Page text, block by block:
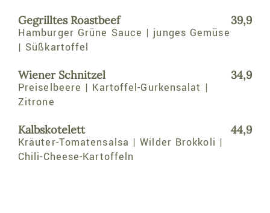
Gegrilltes Roastbeef
39,9
Hamburger Grüne Sauce | junges Gemüse
| Süßkartoffel
Wiener Schnitzel
34,9
Preiselbeere | Kartoffel-Gurkensalat |
Zitrone
Kalbskotelett
44,9
Kräuter-Tomatensalsa | Wilder Brokkoli |
Chili-Cheese-Kartoffeln